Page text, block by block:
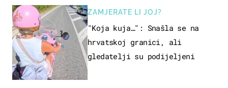
ZAMJERATE LI JOJ?
"Koja kuja…": Snašla se na
hrvatskoj granici, ali
gledatelji su podijeljeni